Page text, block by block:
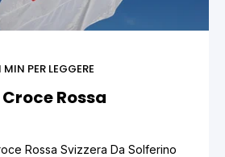
MIN PER LEGGERE
Rossa
Rossa Svizzera Da Solferino